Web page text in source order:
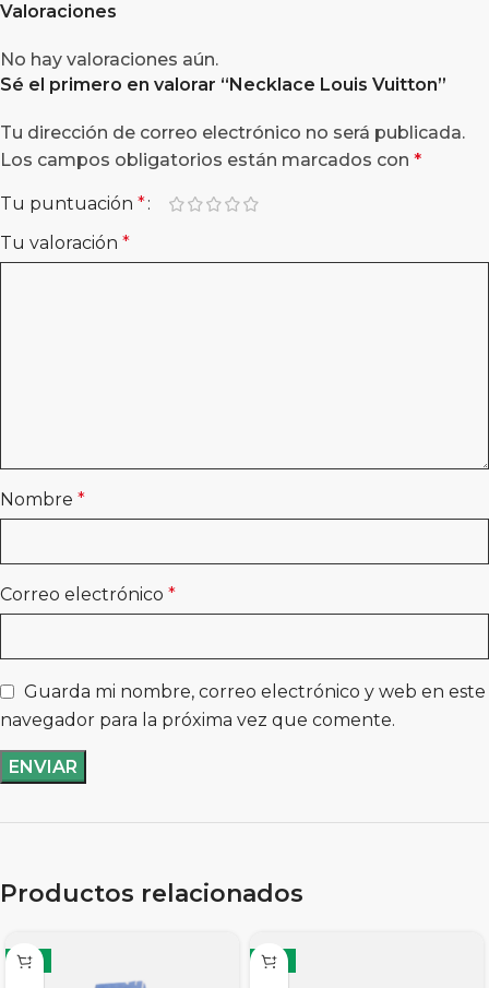
Valoraciones
No hay valoraciones aún.
Sé el primero en valorar “ Necklace Louis Vuitton”
Tu dirección de correo electrónico no será publicada.
Los campos obligatorios están marcados con *
Tu puntuación *
Tu valoración *
Nombre *
Correo electrónico *
Guarda mi nombre, correo electrónico y web en este
navegador para la próxima vez que comente.
Productos relacionados
-11% -11%